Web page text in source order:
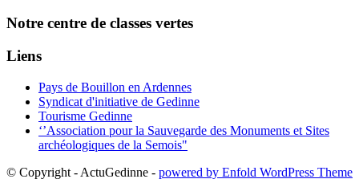
Notre centre de classes vertes
Liens
Pays de Bouillon en Ardennes
Syndicat d'initiative de Gedinne
Tourisme Gedinne
‘’Association pour la Sauvegarde des Monuments et Sites
archéologiques de la Semois"
© Copyright - ActuGedinne - powered by Enfold WordPress Theme